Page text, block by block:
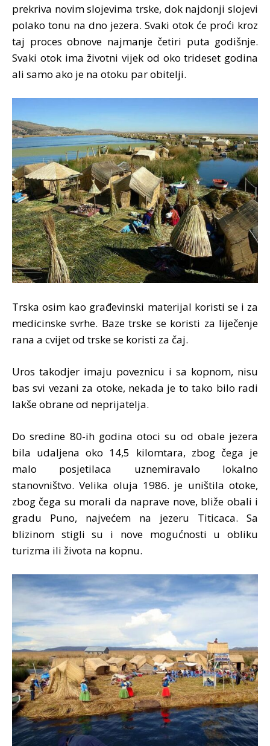
prekriva novim slojevima trske, dok najdonji slojevi
polako tonu na dno jezera. Svaki otok će proći kroz
taj proces obnove najmanje četiri puta godišnje.
Svaki otok ima životni vijek od oko trideset godina
ali samo ako je na otoku par obitelji.
Trska osim kao građevinski materijal koristi se i za
medicinske svrhe. Baze trske se koristi za liječenje
rana a cvijet od trske se koristi za čaj.
Uros takodjer imaju poveznicu i sa kopnom, nisu
bas svi vezani za otoke, nekada je to tako bilo radi
lakše obrane od neprijatelja.
Do sredine 80-ih godina otoci su od obale jezera
bila udaljena oko 14,5 kilomtara, zbog čega je
malo posjetilaca uznemiravalo lokalno
stanovništvo. Velika oluja 1986. je uništila otoke,
zbog čega su morali da naprave nove, bliže obali i
gradu Puno, najvećem na jezeru Titicaca. Sa
blizinom stigli su i nove mogućnosti u obliku
turizma ili života na kopnu.